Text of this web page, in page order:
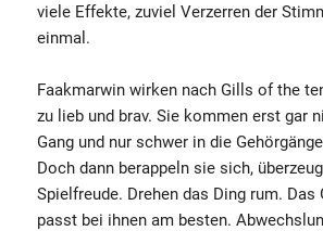
viele Effekte, zuviel Verzerren der
einmal.
Faakmarwin wirken nach Gills of the
zu lieb und brav. Sie kommen erst gar
Gang und nur schwer in die
Doch dann berappeln sie sich,
Spielfreude. Drehen das Ding rum. Das
passt bei ihnen am besten.